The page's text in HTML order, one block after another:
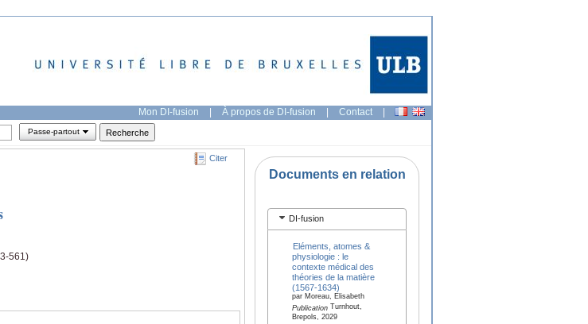
Mon DI-fusion | À propos de DI-fusion | Contact |
Passe-partout
Citer
561)
Documents en relation
DI-fusion
Eléments, atomes &
physiologie : le
contexte médical des
théories de la matière
(1567-1634)
par Moreau, Elisabeth
PublicationTurnhout,
Brepols, 2029